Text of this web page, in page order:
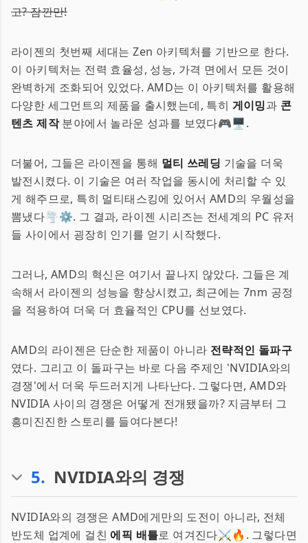
고? 잠깐만!
라이젠의 첫번째 세대는 Zen 아키텍처를 기반으로 한다.
이 아키텍처는 전력 효율성, 성능, 가격 면에서 모든 것이
완벽하게 조화되어 있었다. AMD는 이 아키텍처를 활용해
다양한 세그먼트의 제품을 출시했는데, 특히 게이밍과 콘
텐츠 제작분야에서 놀라운 성과를 보였다🎮🖥.
더불어, 그들은 라이젠을 통해 멀티 쓰레딩 기술을 더욱
발전시켰다. 이 기술은 여러 작업을 동시에 처리할 수 있
게 해주므로, 특히 멀티태스킹에 있어서 AMD의 우월성을
뽐냈다🌪️⚙️. 그 결과, 라이젠 시리즈는 전세계의 PC 유저
들 사이에서 굉장히 인기를 얻기 시작했다.
그러나, AMD의 혁신은 여기서 끝나지 않았다. 그들은 계
속해서 라이젠의 성능을 향상시켰고, 최근에는 7nm 공정
을 적용하여 더욱 더 효율적인 CPU를 선보였다.
AMD의 라이젠은 단순한 제품이 아니라 전략적인 돌파구
였다. 그리고 이 돌파구는 바로 다음 주제인 'NVIDIA와의
경쟁'에서 더욱 두드러지게 나타난다. 그렇다면, AMD와
NVIDIA 사이의 경쟁은 어떻게 전개됐을까? 지금부터 그
흥미진진한 스토리를 들여다본다!
5. NVIDIA와의 경쟁
NVIDIA와의 경쟁은 AMD에게만의 도전이 아니라, 전체
반도체 업계에 걸친 에픽 배틀로 여겨진다⚔️🔥. 그렇다면